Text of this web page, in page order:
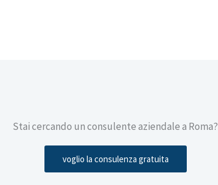
Stai cercando un consulente aziendale a Roma?
voglio la consulenza gratuita